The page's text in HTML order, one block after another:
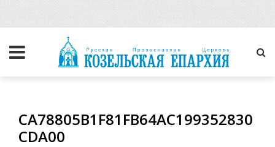
CA78805B1F81FB64AC199352830
CDA00